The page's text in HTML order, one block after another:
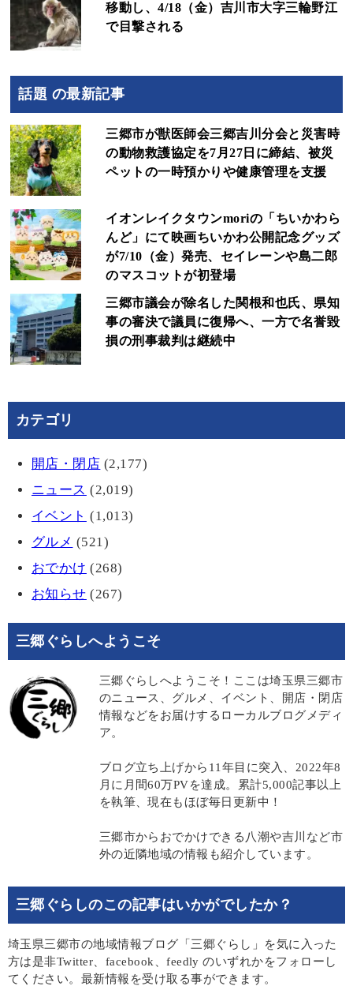
移動し、4/18（金）吉川市大字三輪野江
で目撃される
話題 の最新記事
三郷市が獣医師会三郷吉川分会と災害時
の動物救護協定を7月27日に締結、被災
ペットの一時預かりや健康管理を支援
イオンレイクタウンmoriの「ちいかわら
んど」にて映画ちいかわ公開記念グッズ
が7/10（金）発売、セイレーンや島二郎
のマスコットが初登場
三郷市議会が除名した関根和也氏、県知
事の審決で議員に復帰へ、一方で名誉毀
損の刑事裁判は継続中
カテゴリ
開店・閉店 (2,177)
ニュース (2,019)
イベント (1,013)
グルメ (521)
おでかけ (268)
お知らせ (267)
三郷ぐらしへようこそ
三郷ぐらしへようこそ！ここは埼玉県三郷市
のニュース、グルメ、イベント、開店・閉店
情報などをお届けするローカルブログメディ
ア。
ブログ立ち上げから11年目に突入、2022年8
月に月間60万PVを達成。累計5,000記事以上
を執筆、現在もほぼ毎日更新中！
三郷市からおでかけできる八潮や吉川など市
外の近隣地域の情報も紹介しています。
三郷ぐらしのこの記事はいかがでしたか？
埼玉県三郷市の地域情報ブログ「三郷ぐらし」を気に入った
方は是非Twitter、facebook、feedly のいずれかをフォローし
てください。最新情報を受け取る事ができます。